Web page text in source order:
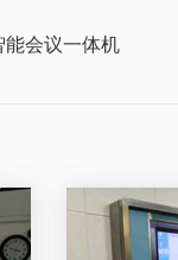
能会议一体机